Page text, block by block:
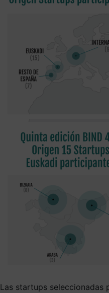
Las startups seleccionadas